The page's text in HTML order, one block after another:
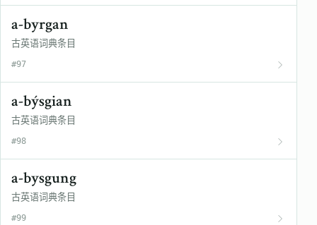
a-byrgan
古英语词典条目
#97
a-býsgian
古英语词典条目
#98
a-bysgung
古英语词典条目
#99